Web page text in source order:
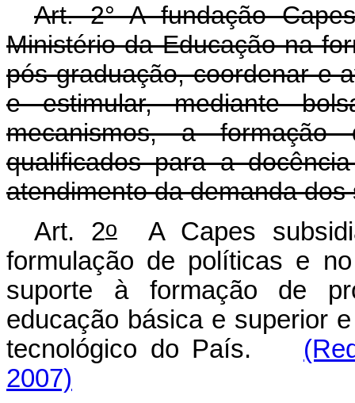
Art. 2° A fundação
Ministério da Educação na
pós-graduação, coordenar e
e estimular, mediante
mecanismos, a formação
qualificados para a
atendimento da demanda
Art. 2oA Capes
formulação de políticas e
suporte à formação de
educação básica e superior
tecnológico do País.
2007)